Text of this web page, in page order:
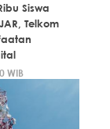
Siswa
Telkom
WIB